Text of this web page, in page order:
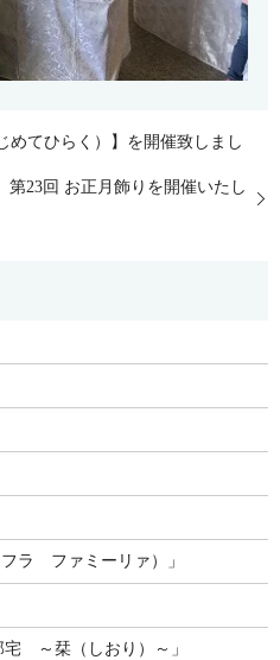
めてひらく）】を開催致しまし
23回 お正月飾りを開催いたし
ラ ファミーリァ）」
～栞（しおり）～」